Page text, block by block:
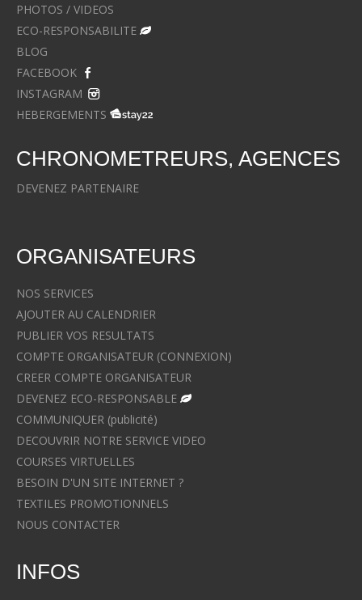
PHOTOS / VIDEOS
ECO-RESPONSABILITE
BLOG
FACEBOOK
INSTAGRAM
HEBERGEMENTS
CHRONOMETREURS, AGENCES
DEVENEZ PARTENAIRE
ORGANISATEURS
NOS SERVICES
AJOUTER AU CALENDRIER
PUBLIER VOS RESULTATS
COMPTE ORGANISATEUR (CONNEXION)
CREER COMPTE ORGANISATEUR
DEVENEZ ECO-RESPONSABLE
COMMUNIQUER (publicité)
DECOUVRIR NOTRE SERVICE VIDEO
COURSES VIRTUELLES
BESOIN D'UN SITE INTERNET ?
TEXTILES PROMOTIONNELS
NOUS CONTACTER
INFOS